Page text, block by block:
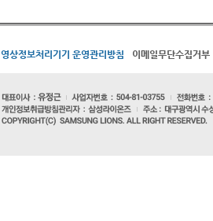
영상정보처리기기 운영관리방침 이메일무단수집거부